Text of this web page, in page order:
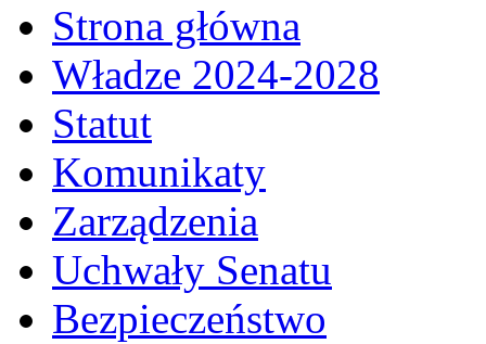
Strona główna
Władze 2024-2028
Statut
Komunikaty
Zarządzenia
Uchwały Senatu
Bezpieczeństwo